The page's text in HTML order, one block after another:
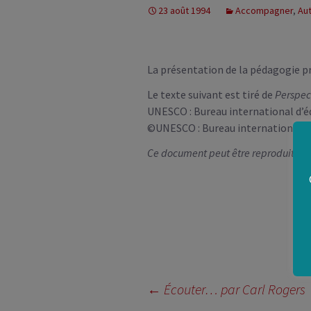
QUI
23 août 1994 Accompagner,
La présentation de la pédagogie
Le texte suivant est tiré de
UNESCO : Bureau international
©UNESCO : Bureau international
Ce document peut être reproduit
← Écouter… par Carl Rogers